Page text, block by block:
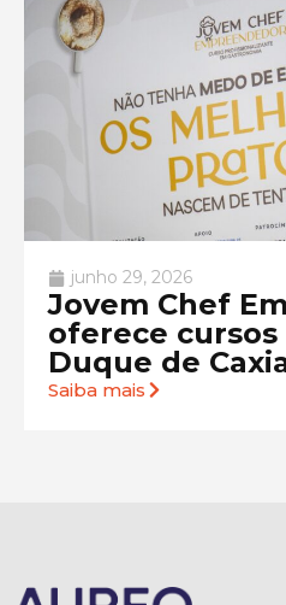
junho 29, 2026
Jovem Chef
oferece
Duque de
Saiba mais